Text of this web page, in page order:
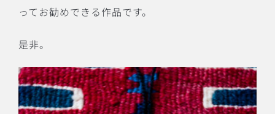
ってお勧めできる作品です。
是非。